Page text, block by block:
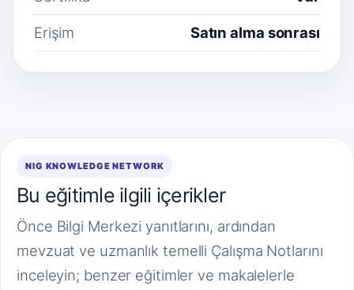
Erişim Satın alma sonrası
NIG KNOWLEDGE NETWORK
Bu eğitimle ilgili içerikler
Önce Bilgi Merkezi yanıtlarını, ardından
mevzuat ve uzmanlık temelli Çalışma Notlarını
inceleyin; benzer eğitimler ve makalelerle